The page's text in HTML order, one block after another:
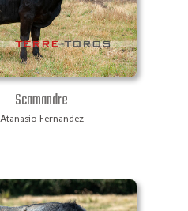
Scamandre
Atanasio Fernandez